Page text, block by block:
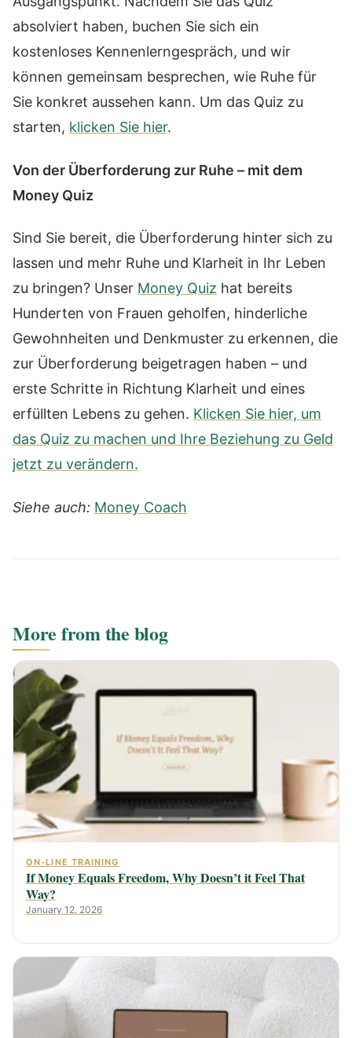
absolviert haben, buchen Sie sich ein
kostenloses Kennenlerngespräch, und wir
können gemeinsam besprechen, wie Ruhe für
Sie konkret aussehen kann. Um das Quiz zu
starten, klicken Sie hier.
Von der Überforderung zur Ruhe – mit dem
Money Quiz
Sind Sie bereit, die Überforderung hinter sich zu
lassen und mehr Ruhe und Klarheit in Ihr Leben
zu bringen? Unser Money Quiz hat bereits
Hunderten von Frauen geholfen, hinderliche
Gewohnheiten und Denkmuster zu erkennen, die
zur Überforderung beigetragen haben – und
erste Schritte in Richtung Klarheit und eines
erfüllten Lebens zu gehen. Klicken Sie hier, um
das Quiz zu machen und Ihre Beziehung zu Geld
jetzt zu verändern.
Siehe auch: Money Coach
More from the blog
ON-LINE TRAINING
If Money Equals Freedom, Why Doesn’t it Feel That
Way?
January 12, 2026